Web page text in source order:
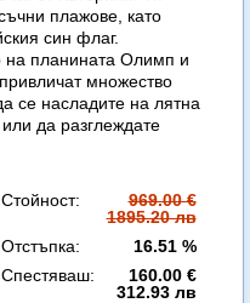
плажове, като
син флаг.
на планината Олимп и
множество
се насладите на лятна
да разглеждате
Стойност:
969.00 €
1895.20 лв
Отстъпка:
16.51 %
Спестяваш:
160.00 €
312.93 лв